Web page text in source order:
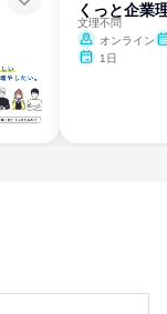
くっと企業
文理不問
オンライン
1日